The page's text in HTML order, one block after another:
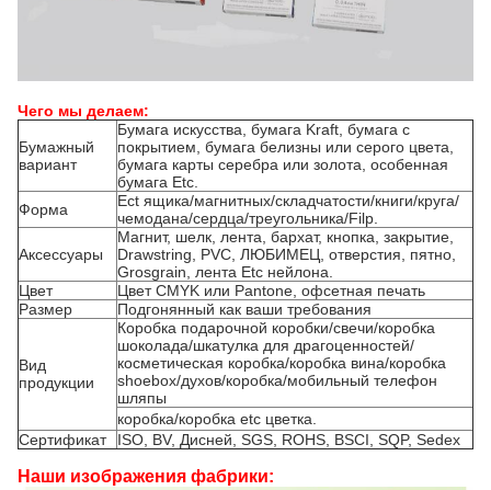
Чего мы делаем:
Бумажный
вариант
Бумага искусства, бумага Kraft, бумага с
покрытием, бумага белизны или серого цвета,
бумага карты серебра или золота, особенная
бумага Etc.
Форма
Ect ящика/магнитных/складчатости/книги/круга/
чемодана/сердца/треугольника/Filp.
Аксессуары
Магнит, шелк, лента, бархат, кнопка, закрытие,
Drawstring, PVC, ЛЮБИМЕЦ, отверстия, пятно,
Grosgrain, лента Etc нейлона.
Цвет
Цвет CMYK или Pantone, офсетная печать
Размер
Подгонянный как ваши требования
Вид
продукции
Коробка подарочной коробки/свечи/коробка
шоколада/шкатулка для драгоценностей/
косметическая коробка/коробка вина/коробка
shoebox/духов/коробка/мобильный телефон
шляпы
коробка/коробка etc цветка.
Сертификат
ISO, BV, Дисней, SGS, ROHS, BSCI, SQP, Sedex
Наши изображения фабрики: